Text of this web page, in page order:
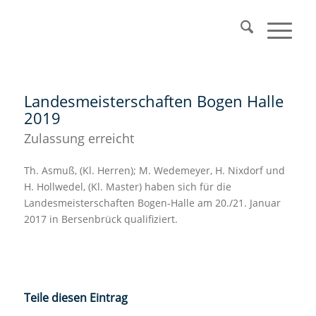
Landesmeisterschaften Bogen Halle
2019
Zulassung erreicht
Th. Asmuß, (Kl. Herren); M. Wedemeyer, H. Nixdorf und
H. Hollwedel, (Kl. Master) haben sich für die
Landesmeisterschaften Bogen-Halle am 20./21. Januar
2017 in Bersenbrück qualifiziert.
Teile diesen Eintrag